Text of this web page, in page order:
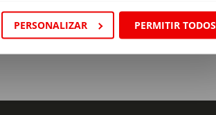
PERSONALIZAR PERMITIR TODOS